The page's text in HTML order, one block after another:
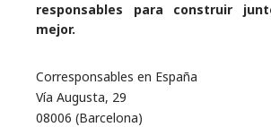
responsables para construir
mejor.
Corresponsables en España
Vía Augusta, 29
08006 (Barcelona)